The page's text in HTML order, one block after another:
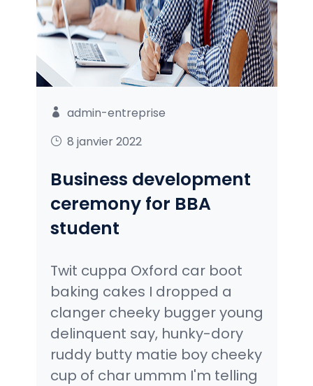
admin-entreprise
8 janvier 2022
Business development
ceremony for BBA
student
Twit cuppa Oxford car boot
baking cakes I dropped a
clanger cheeky bugger young
delinquent say, hunky-dory
ruddy butty matie boy cheeky
cup of char ummm I'm telling